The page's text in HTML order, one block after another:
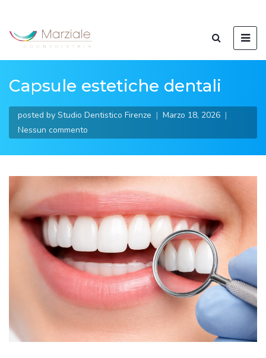
Capsule estetiche dentali
posted by Studio Dentistico Firenze
Marzo 18, 2026
Nessun commento